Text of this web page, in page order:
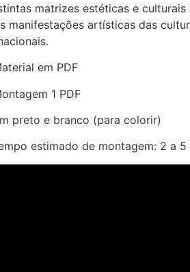
matrizes estéticas e culturais
manifestações artísticas das
em PDF
1 PDF
preto e branco (para colorir)
estimado de montagem: 2 a 5